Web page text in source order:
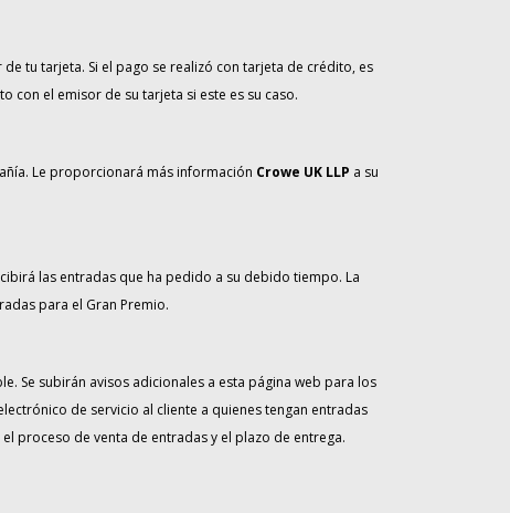
tu tarjeta. Si el pago se realizó con tarjeta de crédito, es
con el emisor de su tarjeta si este es su caso.
Le proporcionará más información Crowe UK LLP a su
las entradas que ha pedido a su debido tiempo. La
para el Gran Premio.
Se subirán avisos adicionales a esta página web para los
de servicio al cliente a quienes tengan entradas
proceso de venta de entradas y el plazo de entrega.